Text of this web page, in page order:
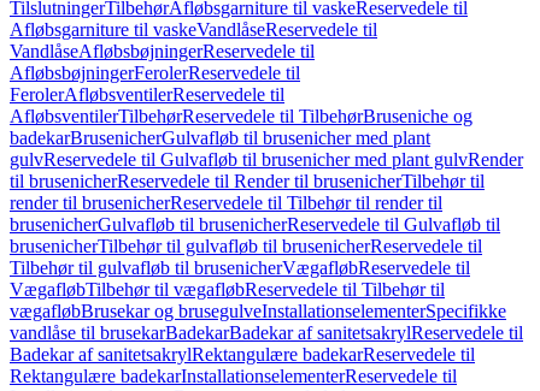
TilslutningerTilbehørAfløbsgarniture til vaskeReservedele til
Afløbsgarniture til vaskeVandlåseReservedele til
VandlåseAfløbsbøjningerReservedele til
AfløbsbøjningerFerolerReservedele til
FerolerAfløbsventilerReservedele til
AfløbsventilerTilbehørReservedele til TilbehørBruseniche og
badekarBrusenicherGulvafløb til brusenicher med plant
gulvReservedele til Gulvafløb til brusenicher med plant gulvRender
til brusenicherReservedele til Render til brusenicherTilbehør til
render til brusenicherReservedele til Tilbehør til render til
brusenicherGulvafløb til brusenicherReservedele til Gulvafløb til
brusenicherTilbehør til gulvafløb til brusenicherReservedele til
Tilbehør til gulvafløb til brusenicherVægafløbReservedele til
VægafløbTilbehør til vægafløbReservedele til Tilbehør til
vægafløbBrusekar og brusegulveInstallationselementerSpecifikke
vandlåse til brusekarBadekarBadekar af sanitetsakrylReservedele til
Badekar af sanitetsakrylRektangulære badekarReservedele til
Rektangulære badekarInstallationselementerReservedele til